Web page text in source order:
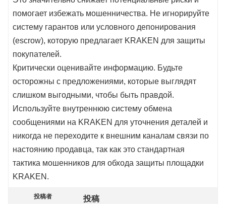
помогает избежать мошенничества. Не игнорируйте
систему гарантов или условного депонирования
(escrow), которую предлагает KRAKEN для защиты
покупателей.
Критически оценивайте информацию. Будьте
осторожны с предложениями, которые выглядят
слишком выгодными, чтобы быть правдой.
Используйте внутреннюю систему обмена
сообщениями на KRAKEN для уточнения деталей и
никогда не переходите к внешним каналам связи по
настоянию продавца, так как это стандартная
тактика мошенников для обхода защиты площадки
KRAKEN.
投稿者 投稿